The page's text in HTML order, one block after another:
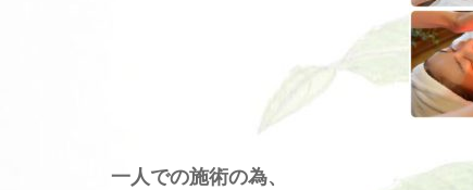
一人での施術の為、